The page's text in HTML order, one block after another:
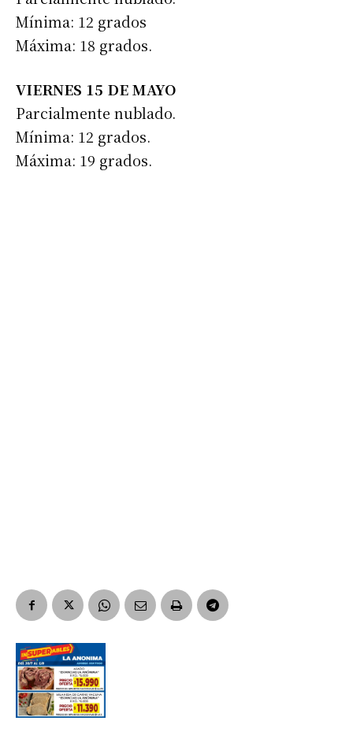
Dirección de correo electrónico
Apellidos
Número de teléfono
Mínima: 12 grados
Máxima: 18 grados.
VIERNES 15 DE MAYO
Parcialmente nublado.
Mínima: 12 grados.
Máxima: 19 grados.